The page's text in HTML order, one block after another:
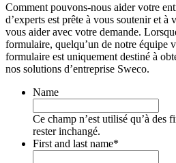
Comment pouvons-nous aider votre
d’experts est prête à vous soutenir et
vous aider avec votre demande.
formulaire, quelqu’un de notre équipe
formulaire est uniquement destiné à
nos solutions d’entreprise Sweco.
Name
Ce champ n’est utilisé qu’à des
rester inchangé.
First and last name*